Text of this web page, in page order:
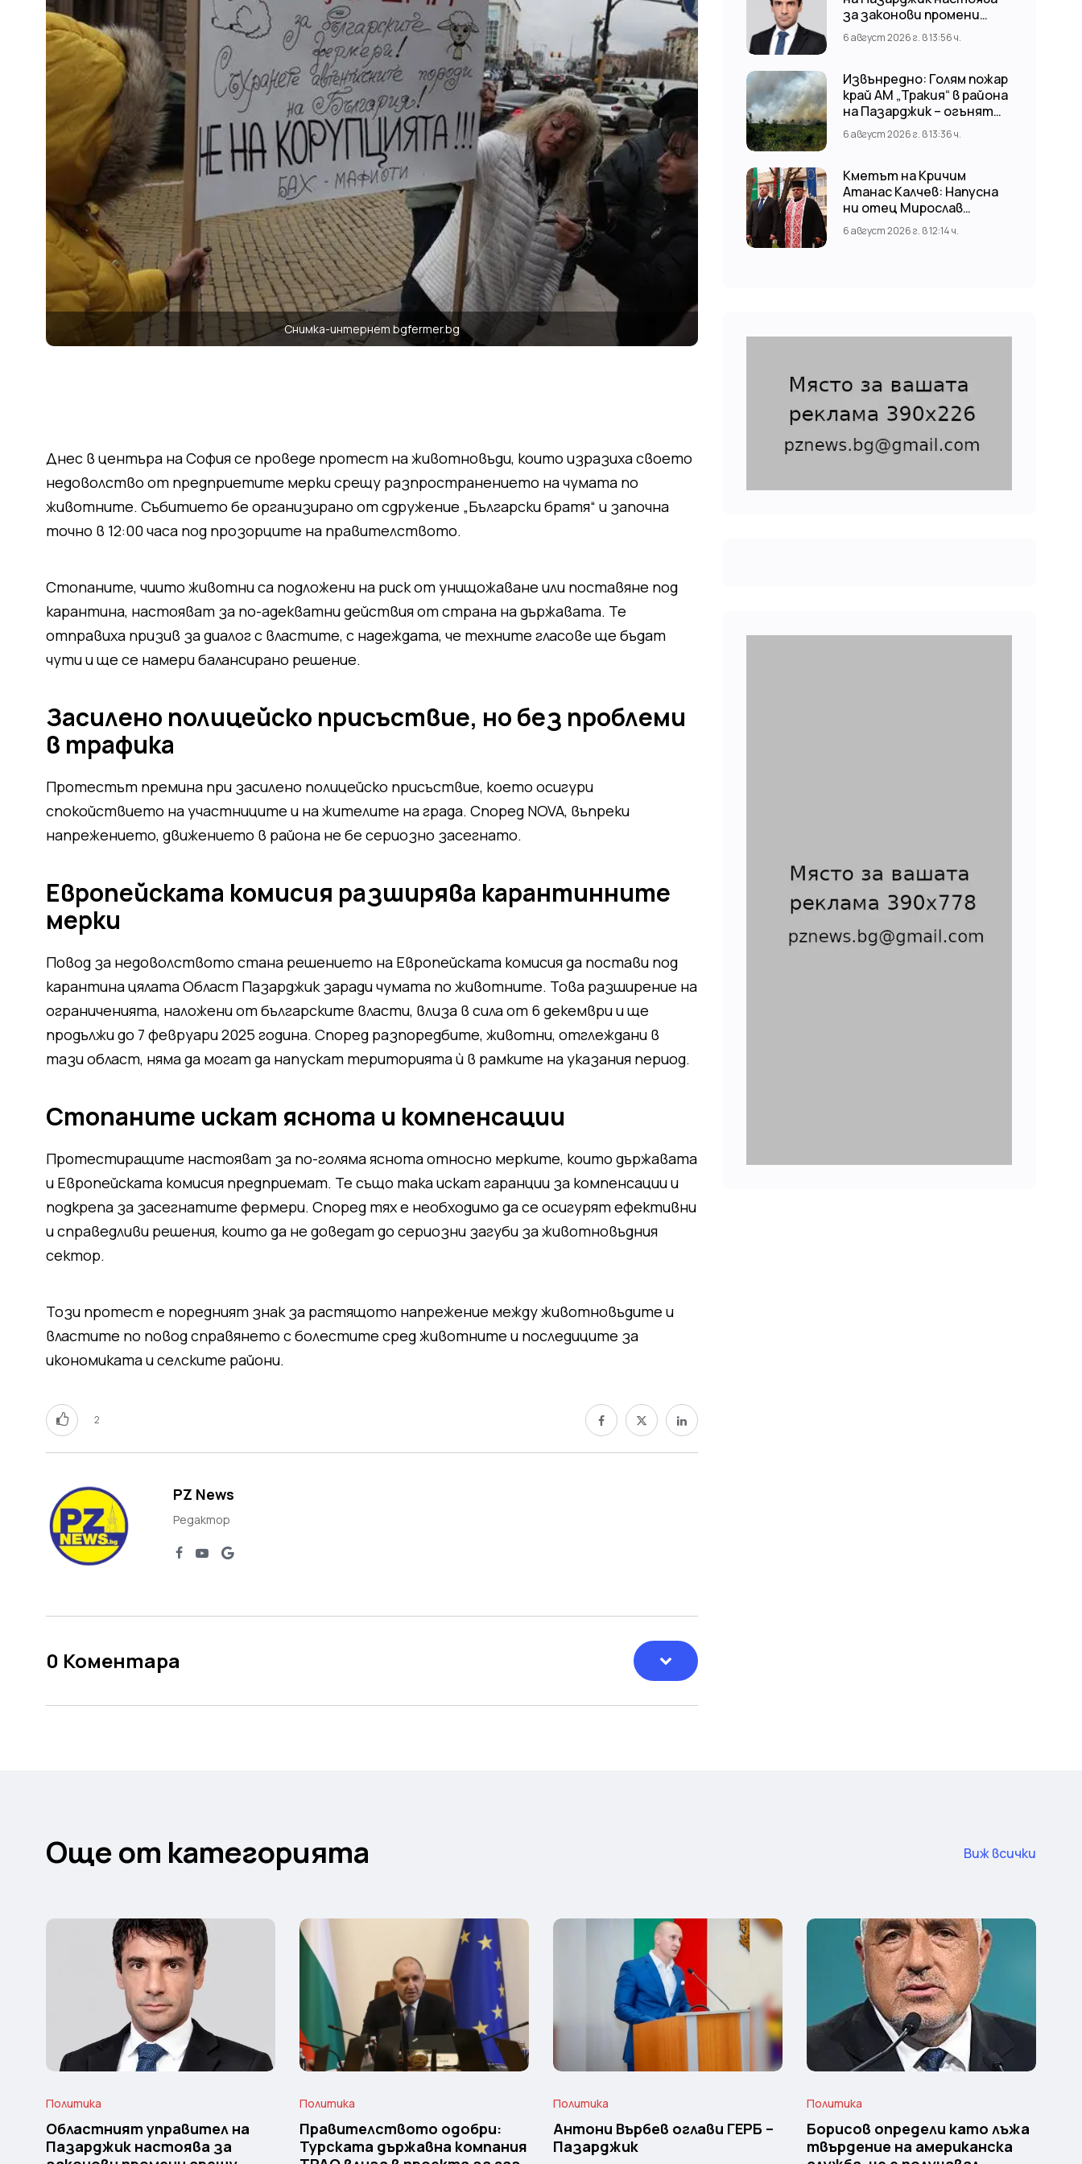
Снимка-интернет bgfermer.bg
Днес в центъра на София се проведе протест на животновъди, които изразиха своето
недоволство от предприетите мерки срещу разпространението на чумата по
животните. Събитието бе организирано от сдружение „Български братя“ и започна
точно в 12:00 часа под прозорците на правителството.
Стопаните, чиито животни са подложени на риск от унищожаване или поставяне под
карантина, настояват за по-адекватни действия от страна на държавата. Те
отправиха призив за диалог с властите, с надеждата, че техните гласове ще бъдат
чути и ще се намери балансирано решение.
Засилено полицейско присъствие, но без проблеми
в трафика
Протестът премина при засилено полицейско присъствие, което осигури
спокойствието на участниците и на жителите на града. Според NOVA, въпреки
напрежението, движението в района не бе сериозно засегнато.
Европейската комисия разширява карантинните
мерки
Повод за недоволството стана решението на Европейската комисия да постави под
карантина цялата Област Пазарджик заради чумата по животните. Това разширение на
ограниченията, наложени от българските власти, влиза в сила от 6 декември и ще
продължи до 7 февруари 2025 година. Според разпоредбите, животни, отглеждани в
тази област, няма да могат да напускат територията ѝ в рамките на указания период.
Стопаните искат яснота и компенсации
Протестиращите настояват за по-голяма яснота относно мерките, които държавата
и Европейската комисия предприемат. Те също така искат гаранции за компенсации и
подкрепа за засегнатите фермери. Според тях е необходимо да се осигурят ефективни
и справедливи решения, които да не доведат до сериозни загуби за животновъдния
сектор.
Този протест е поредният знак за растящото напрежение между животновъдите и
властите по повод справянето с болестите сред животните и последиците за
икономиката и селските райони.
2
PZ News
Редактор
0 Коментара
за законови промени
срещу риска от
наводнения
6 август 2026 г. в 13:56 ч.
Извънредно: Голям пожар
край АМ „Тракия“ в района
на Пазарджик – огънят
обхвана и лозови масиви
6 август 2026 г. в 13:36 ч.
Кметът на Кричим
Атанас Калчев: Напусна
ни отец Мирослав
Коларов
6 август 2026 г. в 12:14 ч.
Още от категорията Виж всички
Политика
Областният управител на
Пазарджик настоява за
Политика
Правителството одобри:
Турската държавна компания
Политика
Антони Върбев оглави ГЕРБ –
Пазарджик
Политика
Борисов определи като лъжа
твърдение на американска